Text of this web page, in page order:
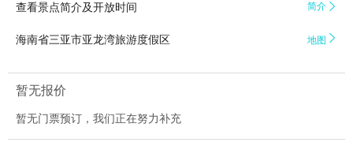
查看景点简介及开放时间 简介 
海南省三亚市亚龙湾旅游度假区 地图 
暂无报价
暂无门票预订，我们正在努力补充